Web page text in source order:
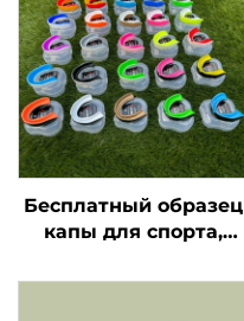
Бесплатный образец
капы для спорта,
детская насадка,